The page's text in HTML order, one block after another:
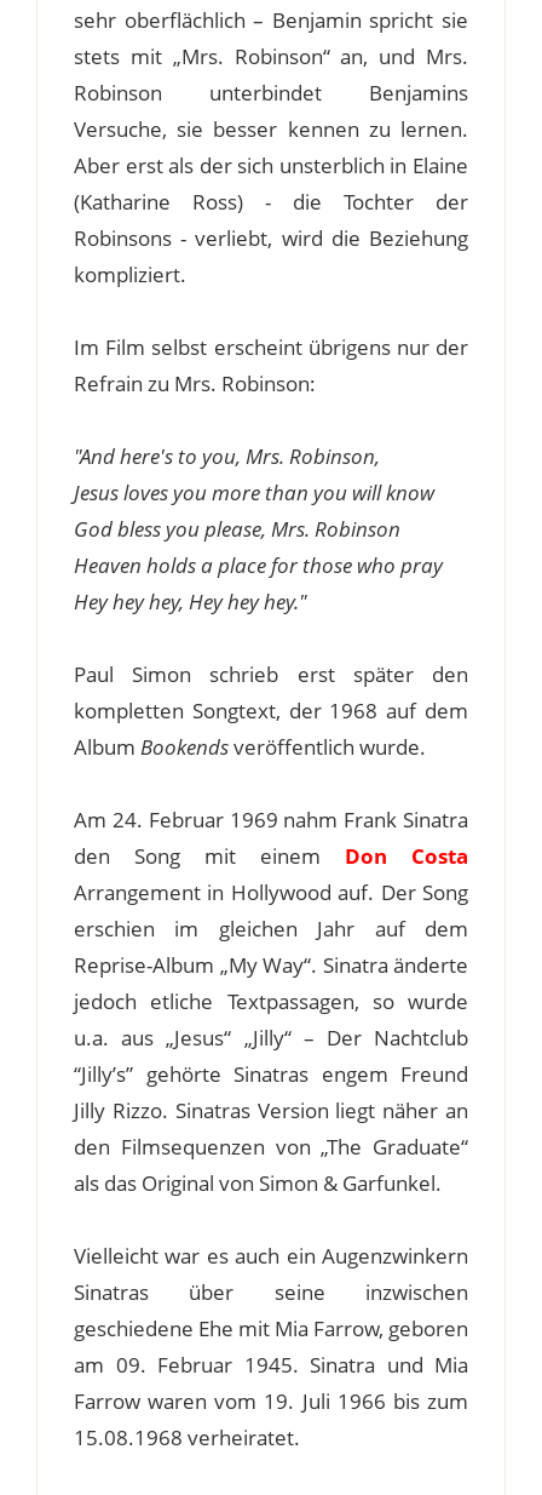
sehr oberflächlich – Benjamin spricht sie
stets mit „Mrs. Robinson“ an, und Mrs.
Robinson unterbindet Benjamins
Versuche, sie besser kennen zu lernen.
Aber erst als der sich unsterblich in Elaine
(Katharine Ross) - die Tochter der
Robinsons - verliebt, wird die Beziehung
kompliziert.
Im Film selbst erscheint übrigens nur der
Refrain zu Mrs. Robinson:
"And here's to you, Mrs. Robinson,
Jesus loves you more than you will know
God bless you please, Mrs. Robinson
Heaven holds a place for those who pray
Hey hey hey, Hey hey hey."
Paul Simon schrieb erst später den
kompletten Songtext, der 1968 auf dem
Album Bookendsveröffentlich wurde.
Am 24. Februar 1969 nahm Frank Sinatra
den Song mit einem Don Costa
Arrangement in Hollywood auf. Der Song
erschien im gleichen Jahr auf dem
Reprise-Album „My Way“. Sinatra änderte
jedoch etliche Textpassagen, so wurde
u.a. aus „Jesus“ „Jilly“ – Der Nachtclub
“Jilly’s” gehörte Sinatras engem Freund
Jilly Rizzo. Sinatras Version liegt näher an
den Filmsequenzen von „The Graduate“
als das Original von Simon & Garfunkel.
Vielleicht war es auch ein Augenzwinkern
Sinatras über seine inzwischen
geschiedene Ehe mit Mia Farrow, geboren
am 09. Februar 1945. Sinatra und Mia
Farrow waren vom 19. Juli 1966 bis zum
15.08.1968 verheiratet.